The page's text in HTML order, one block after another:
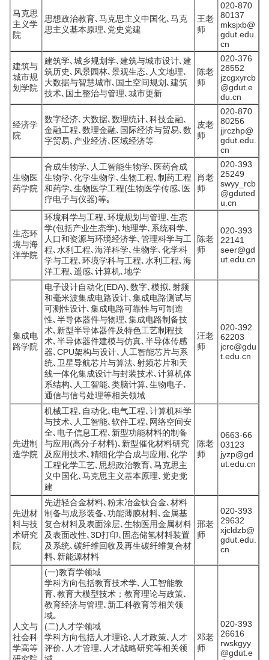
马克思
主义学
院
思想政治教育､马克思主义中国化､马克
思主义基本原理､党史党建
王老
师
020-870
80137
mksjxb@
gdut.edu.
cn
建筑与
城市规
划学院
建筑学､城乡规划学､建筑与城市设计､建
筑历史､风景园林､景观生态､人文地理､
大数据与智慧城市､国土空间规划､建筑
技术､国土整治与管理､城市更新
陈老
师
020-376
28552
jzcgxyrcb
@gdut.e
du.cn
经济学
院
数字经济､大数据､数理统计､科技金融､
金融工程､数理金融､国际经济与贸易､数
字贸易､产业经济､区域经济等
皮老
师
020-870
80256
jjrczhp@
gdut.edu.
cn
生物医
药学院
合成生物学､人工智能生物学､医药合成
生物学､化学生物学､生物工程､制药工程
和药学､生物医学工程(生物医学传感､医
疗电子与仪器)等｡
肖老
师
020-393
25249
swyy_rcb
@gduted
u.cn
生态环
境与海
洋学院
环境科学与工程､环境规划与管理､生态
学(包括产业生态学)､地理学､系统科学､
人口和资源与环境经济学､管理科学与工
程､水利工程､海洋科学､生物学､化学科
学与工程､环境学科与工程､水利工程､海
洋工程､遥感､计算机､地学
陈老
师
020-393
22141
seer@gd
ut.edu.cn
集成电
路学院
电子设计自动化(EDA)､数字､模拟､射频
和毫米波集成电路设计､集成电路测试与
可测性设计､集成电路可靠性与可制造
性､半导体器件与物理､集成电路制备技
术､新型半导体器件及特色工艺制程技
术､半导体器件建模与仿真､半导体传感
器､CPU架构与设计､人工智能芯片与系
统､卫星导航芯片与算法､射频芯片和天
线一体化集成设计与封装技术､计算机体
系结构､人工智能､类脑计算､生物电子､
通信与信号处理等相关领域
汪老
师
020-392
62203
jcrc@gdu
t.edu.cn
先进制
造学院
机械工程､自动化､电气工程､计算机科学
与技术､人工智能､软件工程､网络空间安
全､电子信息工程､新型功能材料的制备
与应用(高分子材料)､新型催化材料研究
及应用技术､精细化学合成与应用､化学
工程化学工艺､思想政治教育､马克思主
义中国化､马克思主义基本原理､党史党
建
陈老
师
0663-66
03123
jyzp@gd
ut.edu.cn
先进材
料与技
术研究
院
先进轻合金材料､粉末冶金钛合金､材料
制备与成形装备､功能薄膜材料､金属基
复合材料及表面涂层､生物医用金属材料
及表面改性､3D打印､固态储氢材料装置
及系统､碳纤维回收及再生碳纤维复合材
料､新能源材料
邢老
师
020-393
29632
xjcldzb@
gdut.edu.
cn
人文与
社会科
学高等
(一)教育学领域
学科方向包括教育技术学､人工智能教
育､教育大模型技术；教育理论与政策､
教育经济与管理､新工科教育等相关领
域｡
(二)人才学领域
学科方向包括人才理论､人才政策､人才
评价､人才管理､人才战略研究等相关领
邓老
师
020-393
26616
rwskgyy
@gdut.e